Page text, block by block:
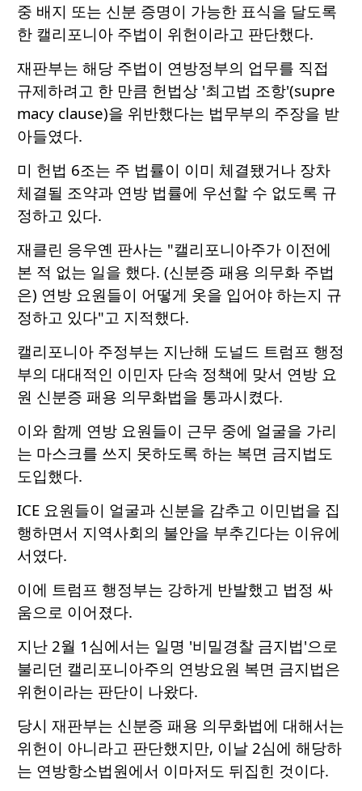
중 배지 또는 신분 증명이 가능한 표식을 달도록
한 캘리포니아 주법이 위헌이라고 판단했다.
재판부는 해당 주법이 연방정부의 업무를 직접
규제하려고 한 만큼 헌법상 '최고법 조항'(supre
macy clause)을 위반했다는 법무부의 주장을 받
아들였다.
미 헌법 6조는 주 법률이 이미 체결됐거나 장차
체결될 조약과 연방 법률에 우선할 수 없도록 규
정하고 있다.
재클린 응우옌 판사는 "캘리포니아주가 이전에
본 적 없는 일을 했다. (신분증 패용 의무화 주법
은) 연방 요원들이 어떻게 옷을 입어야 하는지 규
정하고 있다"고 지적했다.
캘리포니아 주정부는 지난해 도널드 트럼프 행정
부의 대대적인 이민자 단속 정책에 맞서 연방 요
원 신분증 패용 의무화법을 통과시켰다.
이와 함께 연방 요원들이 근무 중에 얼굴을 가리
는 마스크를 쓰지 못하도록 하는 복면 금지법도
도입했다.
ICE 요원들이 얼굴과 신분을 감추고 이민법을 집
행하면서 지역사회의 불안을 부추긴다는 이유에
서였다.
이에 트럼프 행정부는 강하게 반발했고 법정 싸
움으로 이어졌다.
지난 2월 1심에서는 일명 '비밀경찰 금지법'으로
불리던 캘리포니아주의 연방요원 복면 금지법은
위헌이라는 판단이 나왔다.
당시 재판부는 신분증 패용 의무화법에 대해서는
위헌이 아니라고 판단했지만, 이날 2심에 해당하
는 연방항소법원에서 이마저도 뒤집힌 것이다.